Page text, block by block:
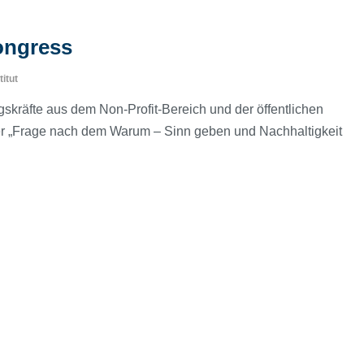
aus dem Non-Profit-Bereich und der öffentlichen
nach dem Warum – Sinn geben und Nachhaltigkeit